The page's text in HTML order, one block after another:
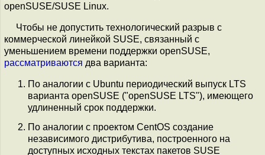
openSUSE/SUSE Linux.
Чтобы не допустить технологический разрыв с
коммерческой линейкой SUSE, связанный с
уменьшением времени поддержки openSUSE,
рассматриваются два варианта:
По аналогии с Ubuntu периодический выпуск LTS
варианта openSUSE ("openSUSE LTS"), имеющего
удлиненный срок поддержки.
По аналогии с проектом CentOS создание
независимого дистрибутива, построенного на
доступных исходных текстах пакетов SUSE